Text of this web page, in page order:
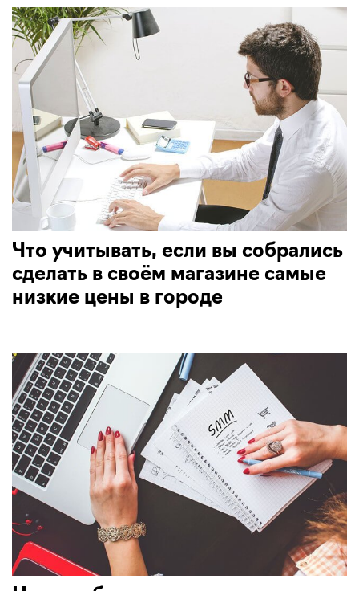
Что учитывать, если вы собрались
сделать в своём магазине самые
низкие цены в городе